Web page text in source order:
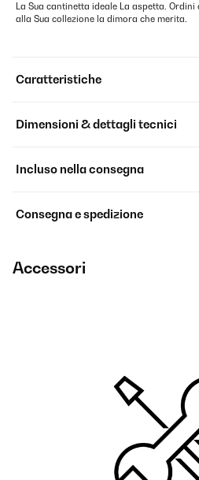
La Sua cantinetta ideale La aspetta.
alla Sua collezione la dimora che merita.
Caratteristiche
Dimensioni & dettagli tecnici
Incluso nella consegna
Consegna e spedizione
Accessori